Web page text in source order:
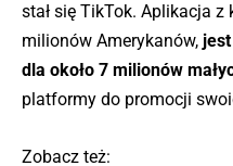
stał się TikTok. Aplikacja
milionów Amerykanów,
dla około 7 milionów
platformy do promocji
Zobacz też: